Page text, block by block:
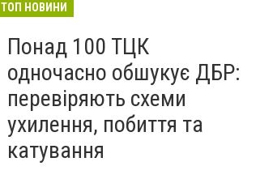
ТОП НОВИНИ
Понад 100 ТЦК
одночасно обшукує ДБР:
перевіряють схеми
ухилення, побиття та
катування